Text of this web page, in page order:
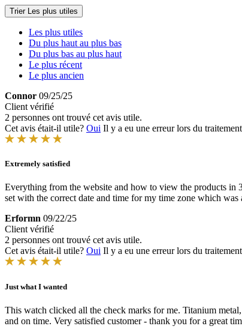
Trier Les plus utiles
Les plus utiles
Du plus haut au plus bas
Du plus bas au plus haut
Le plus récent
Le plus ancien
Connor 09/25/25
Client vérifié
2 personnes ont trouvé cet avis utile.
Cet avis était-il utile? Oui Il y a eu une erreur lors du
Extremely satisfied
Everything from the website and how to view the products in
set with the correct date and time for my time zone which was
Erformn 09/22/25
Client vérifié
2 personnes ont trouvé cet avis utile.
Cet avis était-il utile? Oui Il y a eu une erreur lors du
Just what I wanted
This watch clicked all the check marks for me. Titanium
and on time. Very satisfied customer - thank you for a great